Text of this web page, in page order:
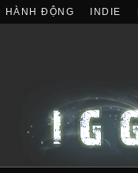
HÀNH ĐỘNG INDIE